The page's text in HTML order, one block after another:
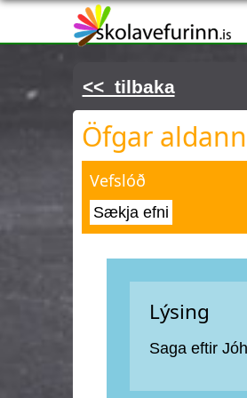
<< tilbaka
Öfgar
Vefslóð
Sækja efni
Lýsing
Saga eftir